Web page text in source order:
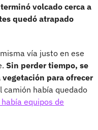
volcado cerca a
quedó atrapado
vía justo en ese
Sin perder tiempo, se
para ofrecer
camión había quedado
había equipos de